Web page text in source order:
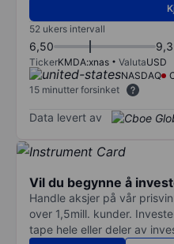
52 ukers intervall
6,50
TickerKMDA:xnas ValutaUSD
NASDAQ
15 minutter forsinket
Data levert av
Vil du begynne å
Handle aksjer på vår
over 1,5mill. kunder.
tape hele eller deler av